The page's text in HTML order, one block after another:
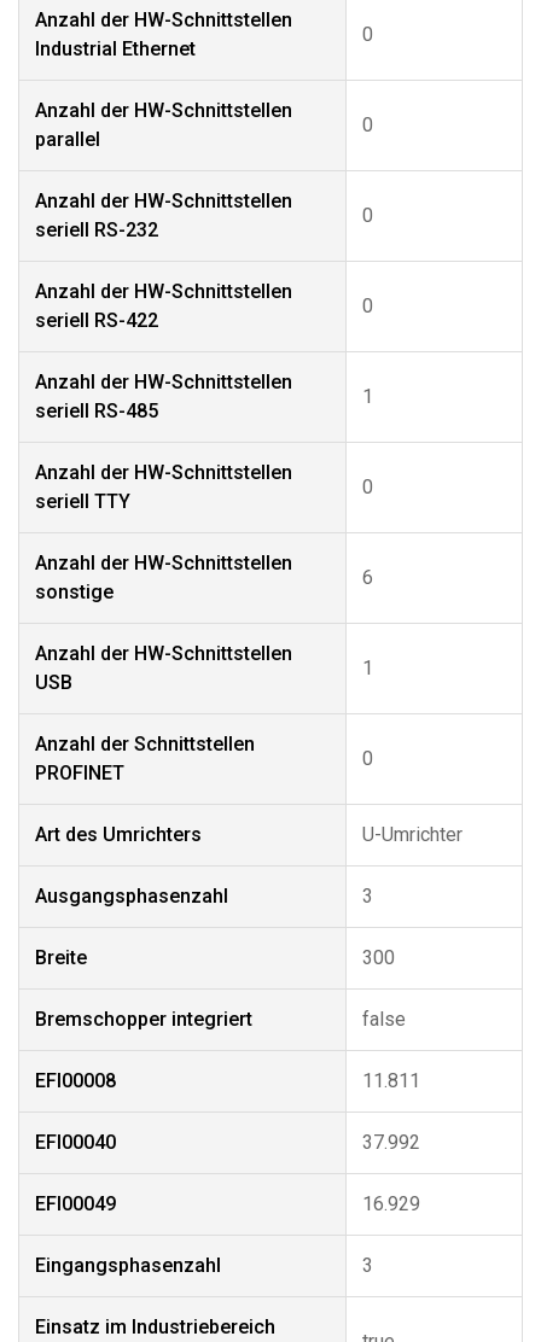
Anzahl der HW-Schnittstellen
Industrial Ethernet
0
Anzahl der HW-Schnittstellen
parallel
0
Anzahl der HW-Schnittstellen
seriell RS-232
0
Anzahl der HW-Schnittstellen
seriell RS-422
0
Anzahl der HW-Schnittstellen
seriell RS-485
1
Anzahl der HW-Schnittstellen
seriell TTY
0
Anzahl der HW-Schnittstellen
sonstige
6
Anzahl der HW-Schnittstellen
USB
1
Anzahl der Schnittstellen
PROFINET
0
Art des Umrichters U-Umrichter
Ausgangsphasenzahl 3
Breite 300
Bremschopper integriert false
EFI00008 11.811
EFI00040 37.992
EFI00049 16.929
Eingangsphasenzahl 3
Einsatz im Industriebereich